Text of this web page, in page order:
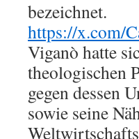
bezeichnet.
https://x.com/
Viganò hatte
theologischen
gegen dessen
sowie seine